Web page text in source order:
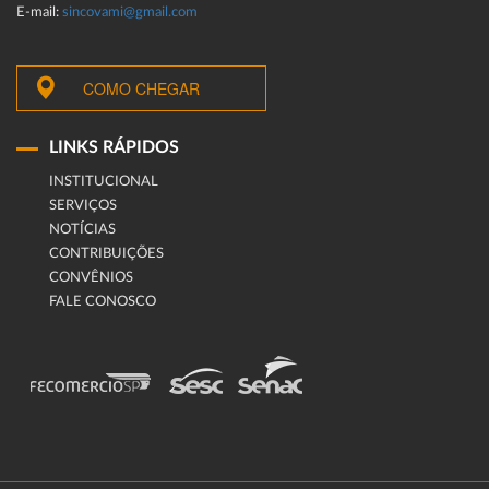
E-mail: sincovami@gmail.com
COMO CHEGAR
LINKS RÁPIDOS
INSTITUCIONAL
SERVIÇOS
NOTÍCIAS
CONTRIBUIÇÕES
CONVÊNIOS
FALE CONOSCO